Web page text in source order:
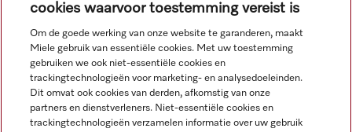
Navigatie
Service
cookies waarvoor toestemming vereist is
Om de goede werking van onze website te garanderen, maakt
Miele gebruik van essentiële cookies. Met uw toestemming
gebruiken we ook niet-essentiële cookies en
trackingtechnologieën voor marketing- en analysedoeleinden.
Dit omvat ook cookies van derden, afkomstig van onze
partners en dienstverleners. Niet-essentiële cookies en
trackingtechnologieën verzamelen informatie over uw gebruik